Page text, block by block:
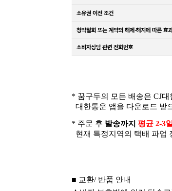
소유권 이전 조건
청약철회 또는 계약의 해제·해지에 따른 효
소비자상담 관련 전화번호
* 꿈구두의 모든 배송은 CJ
대한통운 앱을 다운로드 받
* 주문 후 발송까지 평균 2-3
현재 특정지역의 택배 파업
■ 교환/ 반품 안내